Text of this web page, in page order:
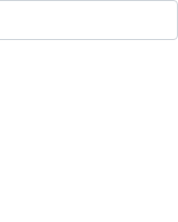
de 2016 solicitamos su
con los solicitados. Más